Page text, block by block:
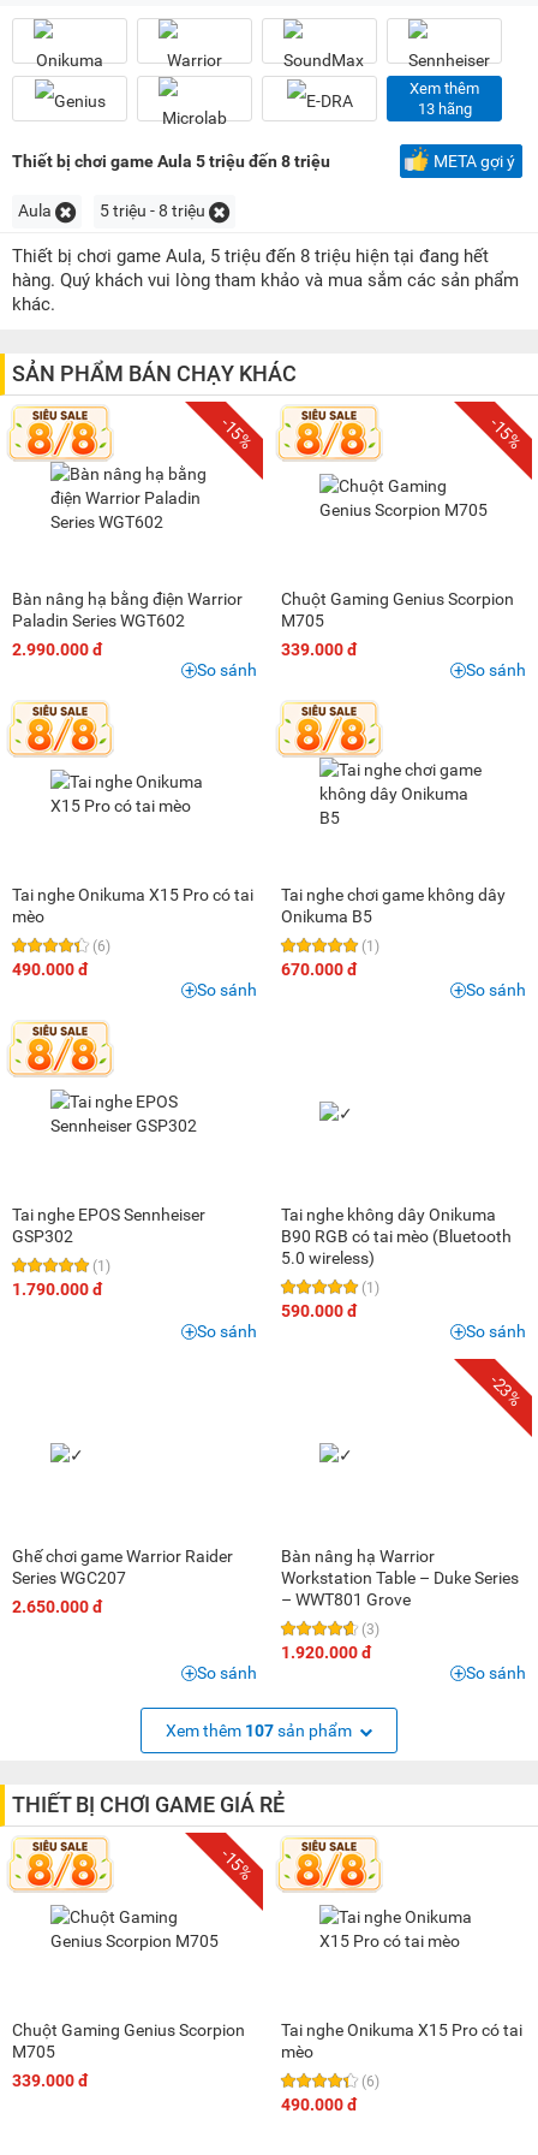
200K - 500K
(27)
500K - 1 triệu
(14)
1 triệu - 1,5 triệu
(10)
3 triệu - 5 triệu (29)
5 triệu - 8 triệu (7)
8 triệu - 10 triệu (4)
Xem thêm
13 hãng
Thiết bị chơi game Aula 5 triệu đến 8 triệu META gợi ý
Aula 5 triệu - 8 triệu
Thiết bị chơi game Aula, 5 triệu đến 8 triệu hiện tại đang hết
hàng. Quý khách vui lòng tham khảo và mua sắm các sản phẩm
khác.
SẢN PHẨM BÁN CHẠY KHÁC
-15%
Bàn nâng hạ bằng điện Warrior
Paladin Series WGT602
2.990.000 đ
So sánh
-15%
Chuột Gaming Genius Scorpion
M705
339.000 đ
So sánh
Tai nghe Onikuma X15 Pro có tai
mèo
(6)
490.000 đ
So sánh
Tai nghe chơi game không dây
Onikuma B5
(1)
670.000 đ
So sánh
Tai nghe EPOS Sennheiser
GSP302
(1)
1.790.000 đ
So sánh
Tai nghe không dây Onikuma
B90 RGB có tai mèo (Bluetooth
5.0 wireless)
(1)
590.000 đ
So sánh
Ghế chơi game Warrior Raider
Series WGC207
2.650.000 đ
So sánh
-23%
Bàn nâng hạ Warrior
Workstation Table – Duke Series
– WWT801 Grove
(3)
1.920.000 đ
So sánh
Xem thêm 107sản phẩm
THIẾT BỊ CHƠI GAME GIÁ RẺ
-15%
Chuột Gaming Genius Scorpion
M705
339.000 đ
Tai nghe Onikuma X15 Pro có tai
mèo
(6)
490.000 đ